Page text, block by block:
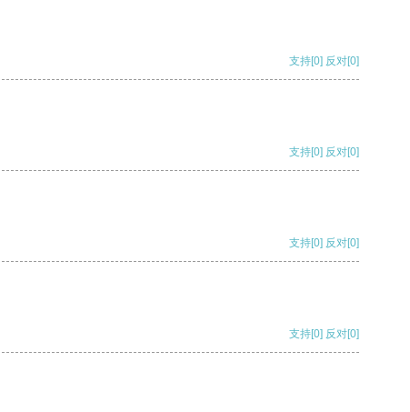
支持[0] 反对[0]
支持[0] 反对[0]
支持[0] 反对[0]
支持[0] 反对[0]